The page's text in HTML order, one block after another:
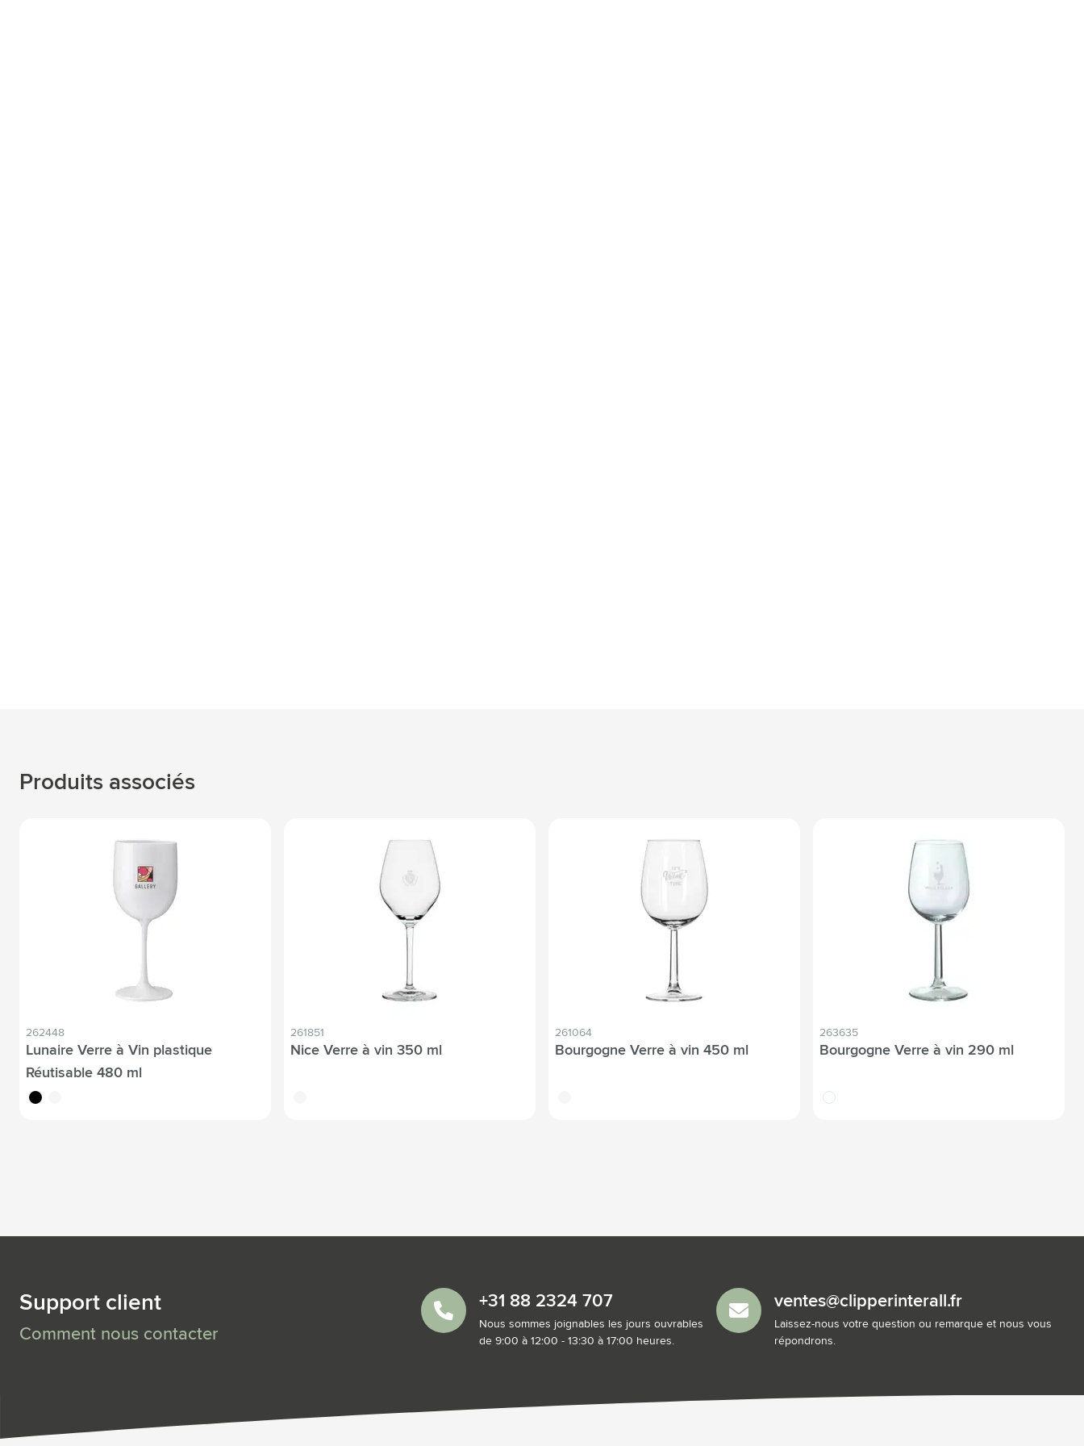
Produits associés
262448
Lunaire Verre à Vin plastique
Réutisable 480 ml
noir
261851
Nice Verre à vin 350 ml
261064
Bourgogne Verre à vin 450 ml
263635
Bourgogne Verre à vin 290 ml
translucide
Support client
Comment nous contacter
+31 88 2324 707
Nous sommes joignables les jours ouvrables
de 9:00 à 12:00 - 13:30 à 17:00 heures.
ventes@clipperinterall.fr
Laissez-nous votre question ou remarque et nous vous
répondrons.